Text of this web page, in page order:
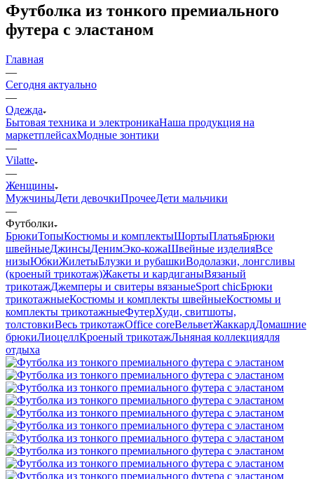
Футболка из тонкого премиального
футера с эластаном
Главная
—
Сегодня актуально
—
Одежда
Бытовая техника и электроникаНаша продукция на
маркетплейсахМодные зонтики
—
Vilatte
—
Женщины
МужчиныДети девочкиПрочееДети мальчики
—
Футболки
БрюкиТопыКостюмы и комплектыШортыПлатьяБрюки
швейныеДжинсыДенимЭко-кожаШвейные изделияВсе
низыЮбкиЖилетыБлузки и рубашкиВодолазки, лонгсливы
(кроеный трикотаж)Жакеты и кардиганыВязаный
трикотажДжемперы и свитеры вязаныеSport chicБрюки
трикотажныеКостюмы и комплекты швейныеКостюмы и
комплекты трикотажныеФутерХуди, свитшоты,
толстовкиВесь трикотажOffice coreВельветЖаккардДомашние
брюкиЛиоцеллКроеный трикотажЛьняная коллекциядля
отдыха